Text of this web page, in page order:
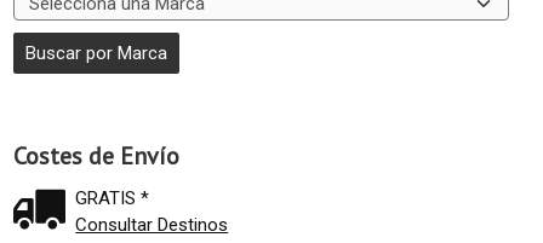
Costes de Envío
GRATIS *
Consultar Destinos